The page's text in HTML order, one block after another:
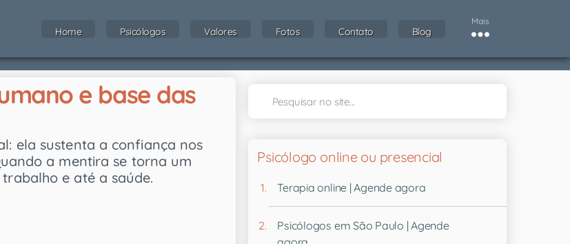
Home Psicólogos Valores Fotos Contato Blog
Mais
e base das
ela sustenta a confiança nos
a mentira se torna um
e até a saúde.
Psicólogo online ou presencial
Terapia online | Agende agora
Psicólogos em São Paulo | Agende